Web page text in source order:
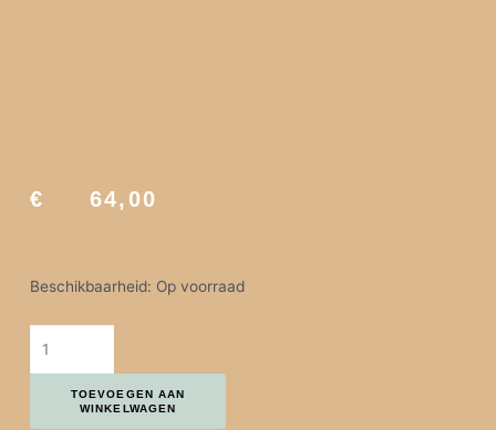
€ 64,00
Beschikbaarheid: Op voorraad
MODULE MET EDELSTENEN | LIEFDE aantal
TOEVOEGEN AAN
WINKELWAGEN